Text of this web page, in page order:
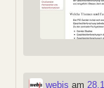
webis am